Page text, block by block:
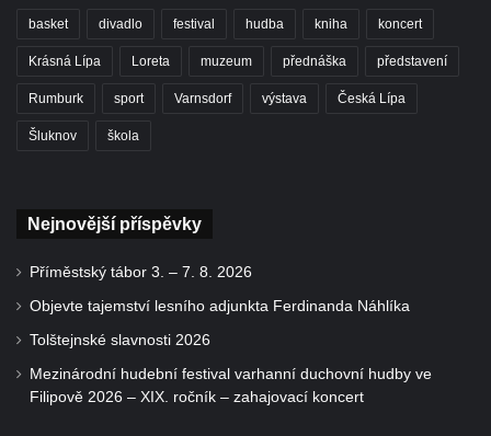
basket divadlo festival hudba kniha koncert
Krásná Lípa Loreta muzeum přednáška představení
Rumburk sport Varnsdorf výstava Česká Lípa
Šluknov škola
Nejnovější příspěvky
Příměstský tábor 3. – 7. 8. 2026
Objevte tajemství lesního adjunkta Ferdinanda Náhlíka
Tolštejnské slavnosti 2026
Mezinárodní hudební festival varhanní duchovní hudby ve
Filipově 2026 – XIX. ročník – zahajovací koncert